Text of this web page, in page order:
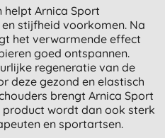
Arnica Sport
stijfheid voorkomen. Na
het verwarmende effect
goed ontspannen.
regeneratie van de
deze gezond en elastisch
brengt Arnica Sport
wordt dan ook sterk
en sportartsen.